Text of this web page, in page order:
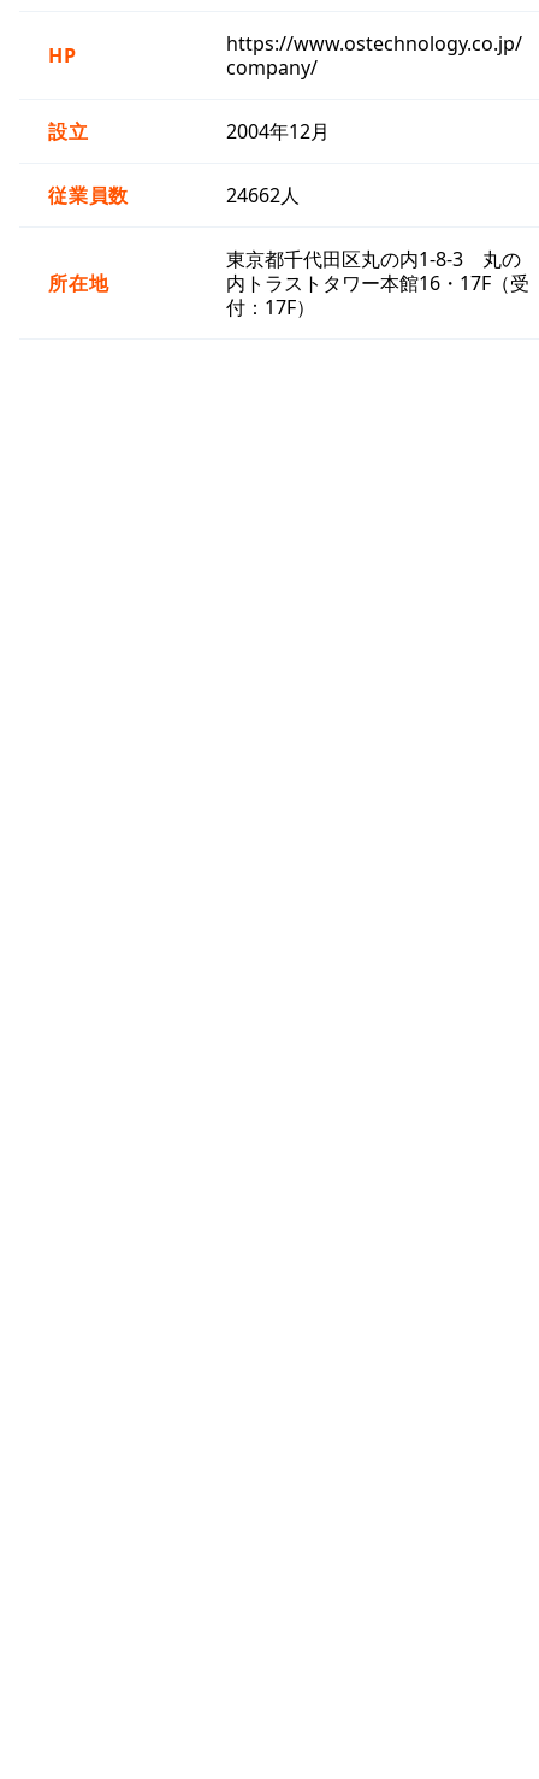
HP
https://www.ostechnology.co.jp/
company/
設立 2004年12月
従業員数 24662人
所在地
東京都千代田区丸の内1-8-3 丸の
内トラストタワー本館16・17F（受
付：17F）